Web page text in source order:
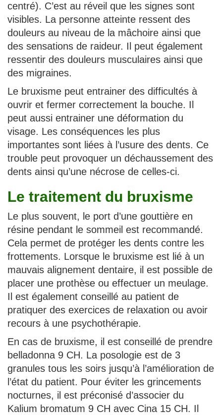
centré). C’est au réveil que les signes sont
visibles. La personne atteinte ressent des
douleurs au niveau de la mâchoire ainsi que
des sensations de raideur. Il peut également
ressentir des douleurs musculaires ainsi que
des migraines.
Le bruxisme peut entrainer des difficultés à
ouvrir et fermer correctement la bouche. Il
peut aussi entrainer une déformation du
visage. Les conséquences les plus
importantes sont liées à l’usure des dents. Ce
trouble peut provoquer un déchaussement des
dents ainsi qu’une nécrose de celles-ci.
Le traitement du bruxisme
Le plus souvent, le port d’une gouttière en
résine pendant le sommeil est recommandé.
Cela permet de protéger les dents contre les
frottements. Lorsque le bruxisme est lié à un
mauvais alignement dentaire, il est possible de
placer une prothèse ou effectuer un meulage.
Il est également conseillé au patient de
pratiquer des exercices de relaxation ou avoir
recours à une psychothérapie.
En cas de bruxisme, il est conseillé de prendre
belladonna 9 CH. La posologie est de 3
granules tous les soirs jusqu’à l’amélioration de
l’état du patient. Pour éviter les grincements
nocturnes, il est préconisé d’associer du
Kalium bromatum 9 CH avec Cina 15 CH. Il